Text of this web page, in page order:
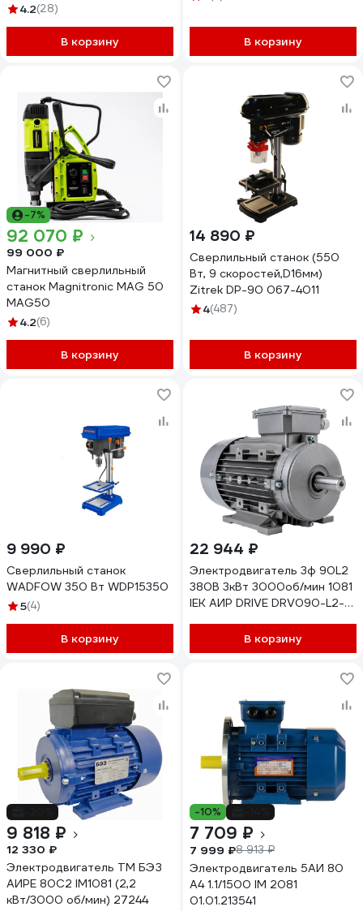
4.2(28)
В корзину В корзину
-7%
92 070 ₽
99 000 ₽
Магнитный сверлильный
станок Magnitronic MAG 50
MAG50
4.2(6)
В корзину
14 890 ₽
Cверлильный cтанок (550
Вт, 9 скоростей,D16мм)
Zitrek DP-90 067-4011
4(487)
В корзину
9 990 ₽
Сверлильный станок
WADFOW 350 Вт WDP15350
5(4)
В корзину
22 944 ₽
Электродвигатель 3ф 90L2
380В 3кВт 3000об/мин 1081
IEK АИР DRIVE DRV090-L2-
В корзину
9 818 ₽
12 330 ₽
Электродвигатель ТМ БЭЗ
АИРЕ 80C2 IM1081 (2,2
кВт/3000 об/мин) 27244
-10%
7 709 ₽
7 999 ₽8 913 ₽
Электродвигатель 5АИ 80
А4 1.1/1500 IM 2081
01.01.213541